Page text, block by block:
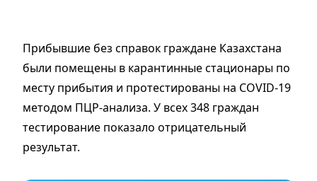
Прибывшие без справок граждане Казахстана
были помещены в карантинные стационары по
месту прибытия и протестированы на COVID-19
методом ПЦР-анализа. У всех 348 граждан
тестирование показало отрицательный
результат.